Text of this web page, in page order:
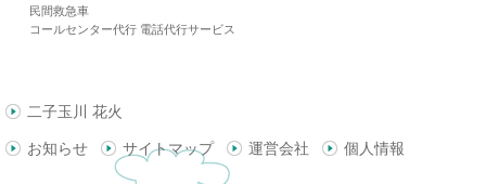
民間救急車
コールセンター代行 電話代行サービス
二子玉川 花火
お知らせ サイトマップ 運営会社 個人情報